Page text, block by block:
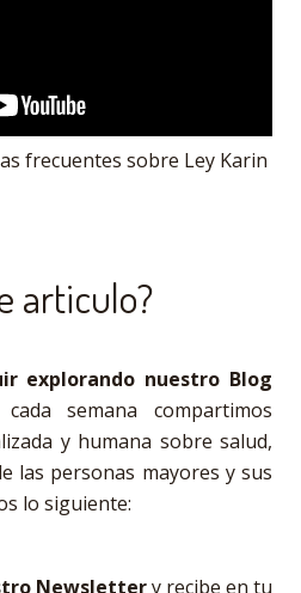
frecuentes sobre Ley Karin
articulo?
explorando nuestro Blog
semana compartimos
y humana sobre salud,
las personas mayores y sus
lo siguiente:
Newslettery recibe en tu